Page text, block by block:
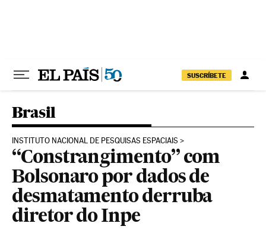
SUSCRÍBETE
Brasil
INSTITUTO NACIONAL DE PESQUISAS ESPACIAIS
“Constrangimento” com
Bolsonaro por dados de
desmatamento derruba
diretor do Inpe